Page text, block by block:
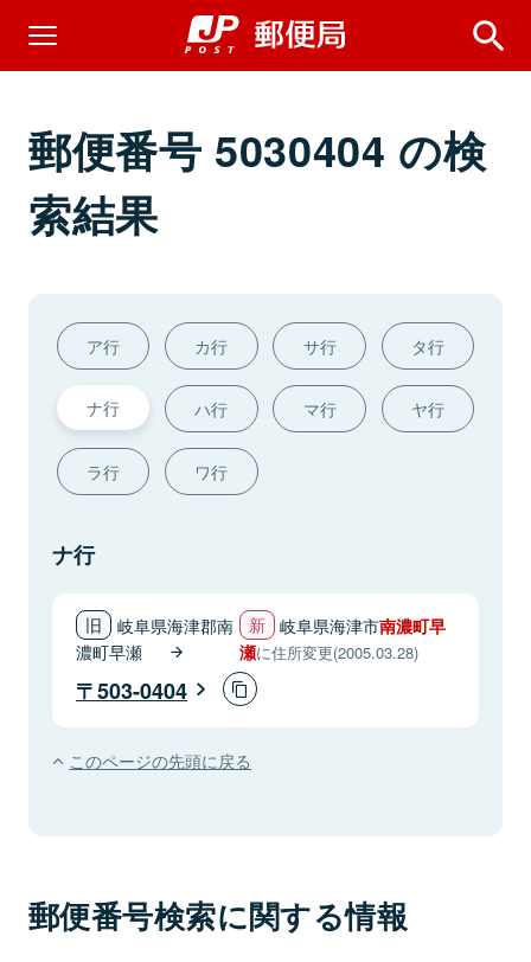
郵便番号 5030404 の検
索結果
ア行 カ行 サ行 タ行
ナ行 ハ行 マ行 ヤ行
ラ行 ワ行
ナ行
岐阜県海津郡南
濃町早瀬
岐阜県海津市南濃町早
瀬に住所変更(2005.03.28)
503-0404
このページの先頭に戻る
郵便番号検索に関する情報